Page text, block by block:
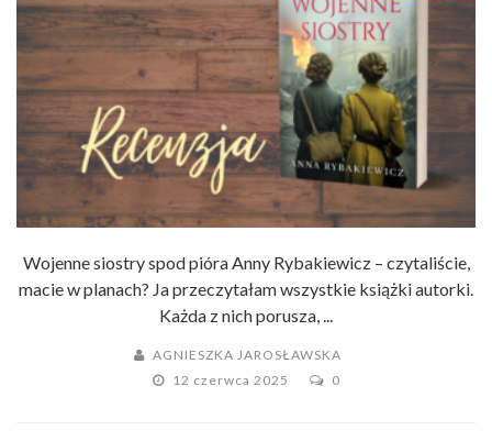
Wojenne siostry spod pióra Anny Rybakiewicz – czytaliście,
macie w planach? Ja przeczytałam wszystkie książki autorki.
Każda z nich porusza, ...
AGNIESZKA JAROSŁAWSKA
12 czerwca 2025
0